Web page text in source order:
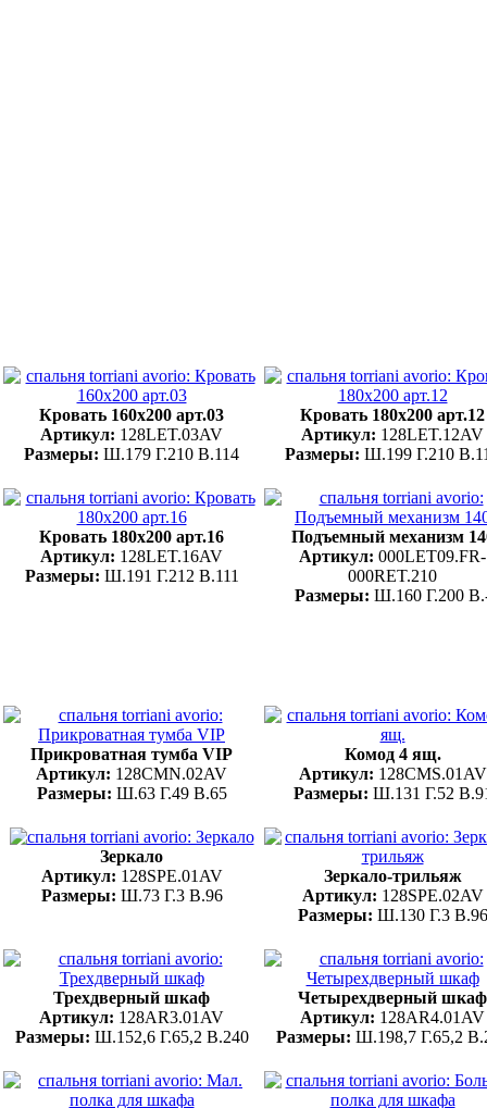
Кровать 160x200 арт.03
Артикул: 128LET.03AV
Размеры: Ш.179 Г.210 В.114
Кровать 180x200 арт.12
Артикул: 128LET.12AV
Размеры: Ш.199 Г.210
Кровать 180x200 арт.16
Артикул: 128LET.16AV
Размеры: Ш.191 Г.212 В.111
Подъемный механизм
Артикул: 000LET09.FR-
000RET.210
Размеры: Ш.160 Г.200
Прикроватная тумба VIP
Артикул: 128CMN.02AV
Размеры: Ш.63 Г.49 В.65
Комод 4 ящ.
Артикул: 128CMS.01AV
Размеры: Ш.131 Г.52
Зеркало
Артикул: 128SPE.01AV
Размеры: Ш.73 Г.3 В.96
Зеркало-трильяж
Артикул: 128SPE.02AV
Размеры: Ш.130 Г.3 В.96
Трехдверный шкаф
Артикул: 128AR3.01AV
Размеры: Ш.152,6 Г.65,2 В.240
Четырехдверный шкаф
Артикул: 128AR4.01AV
Размеры: Ш.198,7 Г.65,2